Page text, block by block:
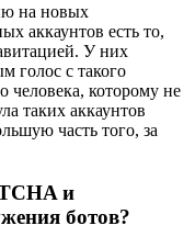
на новых
аккаунтов есть то,
У них
голос с такого
человека, которому не
таких аккаунтов
часть того, за
и
ботов?